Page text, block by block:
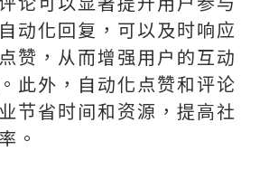
动化回复，可以及时响应
赞，从而增强用户的互动
此外，自动化点赞和评论
节省时间和资源，提高社
。